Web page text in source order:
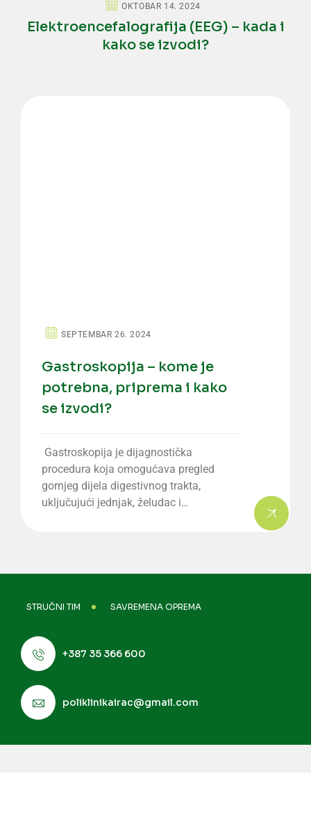
OKTOBAR 14. 2024
Elektroencefalografija (EEG) – kada i
kako se izvodi?
SEPTEMBAR 26. 2024
Gastroskopija – kome je
potrebna, priprema i kako
se izvodi?
Gastroskopija je dijagnostička
procedura koja omogućava pregled
gornjeg dijela digestivnog trakta,
uključujući jednjak, želudac i…
STRUČNI TIM SAVREMENA OPREMA
+387 35 366 600
poliklinikairac@gmail.com